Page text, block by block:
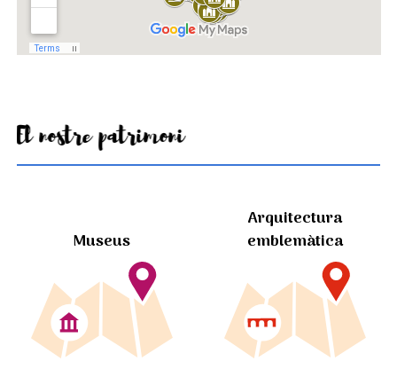
El nostre patrimoni
Museus
Arquitectura
emblemàtica